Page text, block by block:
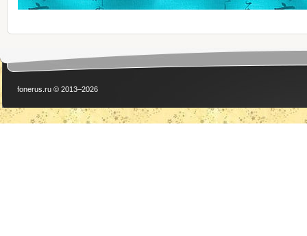
fonerus.ru © 2013–2026